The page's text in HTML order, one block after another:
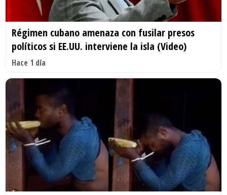
Régimen cubano amenaza con fusilar presos
políticos si EE.UU. interviene la isla (Video)
Hace 1 día